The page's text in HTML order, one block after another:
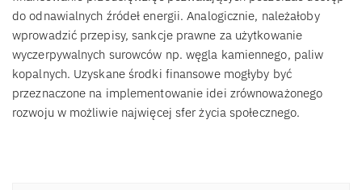
do odnawialnych źródeł energii. Analogicznie, należałoby
wprowadzić przepisy, sankcje prawne za użytkowanie
wyczerpywalnych surowców np. węgla kamiennego, paliw
kopalnych. Uzyskane środki finansowe mogłyby być
przeznaczone na implementowanie idei zrównoważonego
rozwoju w możliwie najwięcej sfer życia społecznego.